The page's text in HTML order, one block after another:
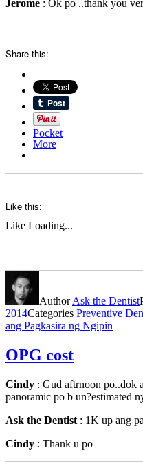
Jerome : Ok po ..thank you
Share this:
Pocket
More
Like this:
Like Loading...
AuthorAsk the Dentist
2014Categories Preventive
ang Pagkasira ng Ngipin
OPG cost
Cindy : Gud aftrnoon po..dok
panoramic po b un?estimated
Ask the Dentist : 1K up ang
Cindy : Thank u po